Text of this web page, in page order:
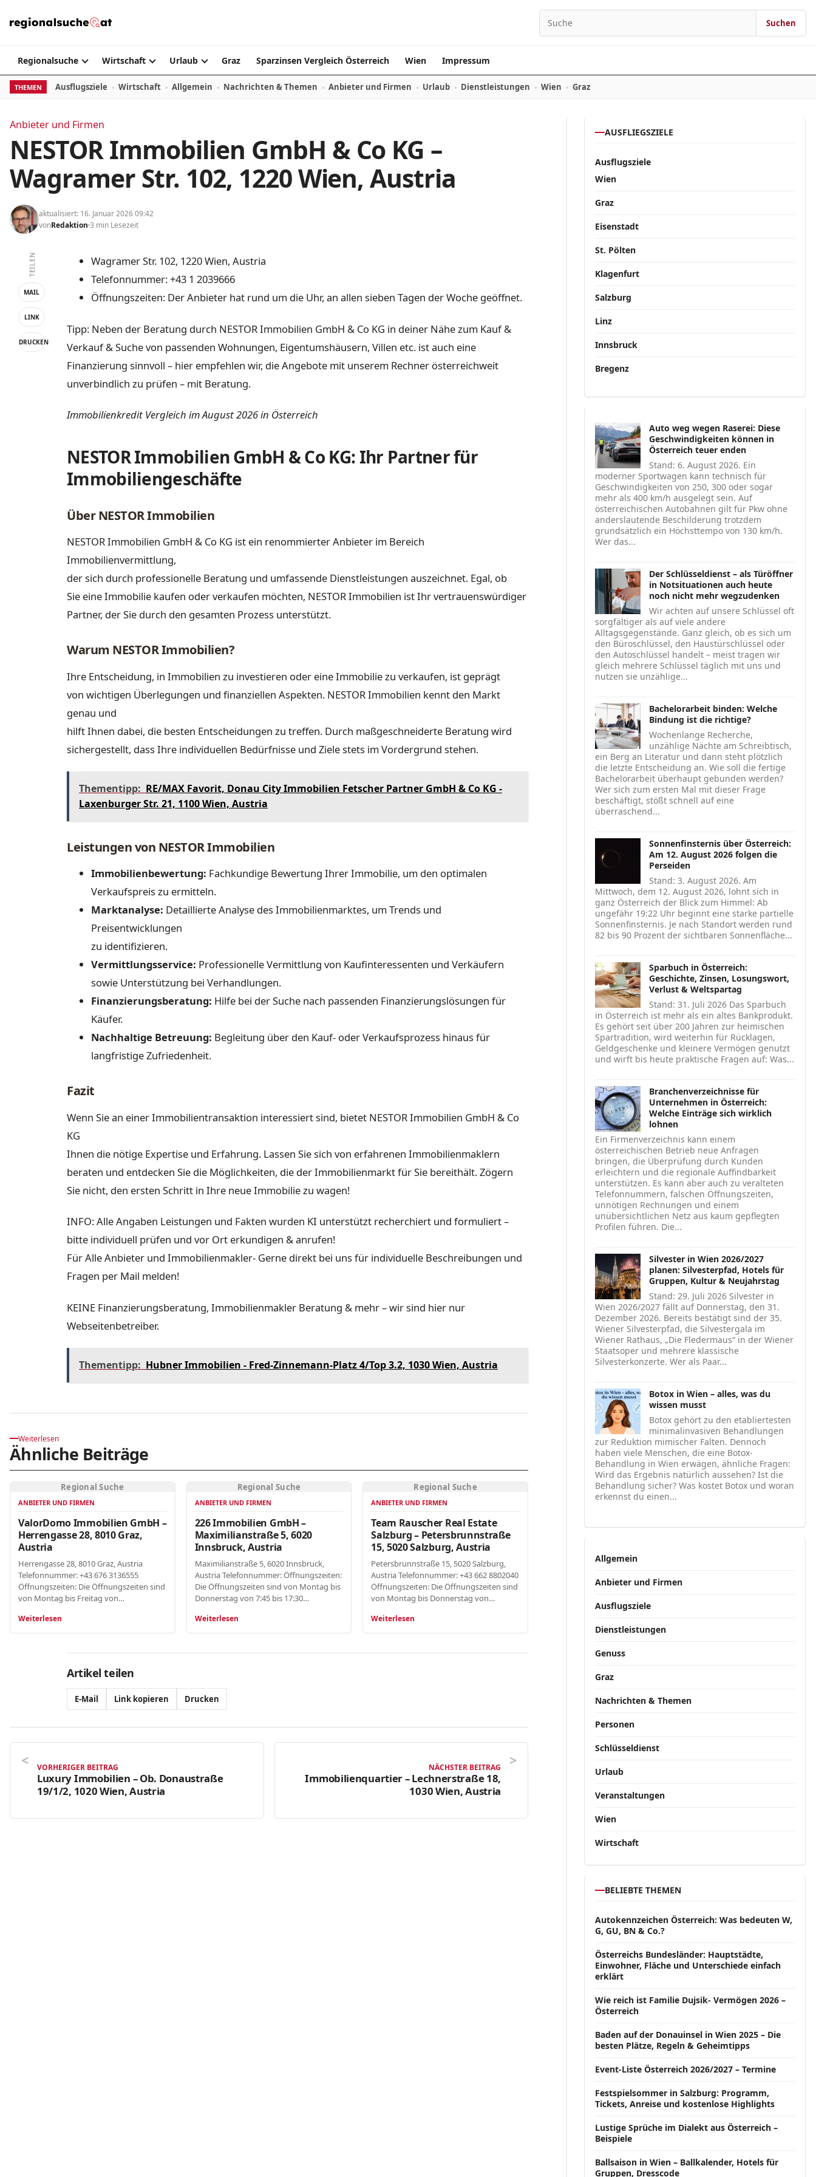
Suchen nach:
Suchen
Regionalsuche Wirtschaft Urlaub Graz Sparzinsen Vergleich Österreich Wien Impressum
THEMEN Ausflugsziele Wirtschaft Allgemein Nachrichten & Themen Anbieter und Firmen Urlaub Dienstleistungen Wien Graz
Anbieter und Firmen
NESTOR Immobilien GmbH & Co KG –
Wagramer Str. 102, 1220 Wien, Austria
aktualisiert: 16. Januar 2026 09:42
vonRedaktion 3 min Lesezeit
TEILEN
MAIL
LINK
DRUCKEN
Wagramer Str. 102, 1220 Wien, Austria
Telefonnummer: +43 1 2039666
Öffnungszeiten: Der Anbieter hat rund um die Uhr, an allen sieben Tagen der Woche geöffnet.
Tipp: Neben der Beratung durch NESTOR Immobilien GmbH & Co KG in deiner Nähe zum Kauf &
Verkauf & Suche von passenden Wohnungen, Eigentumshäusern, Villen etc. ist auch eine
Finanzierung sinnvoll – hier empfehlen wir, die Angebote mit unserem Rechner österreichweit
unverbindlich zu prüfen – mit Beratung.
Immobilienkredit Vergleich im August 2026 in Österreich
NESTOR Immobilien GmbH & Co KG: Ihr Partner für
Immobiliengeschäfte
Über NESTOR Immobilien
NESTOR Immobilien GmbH & Co KG ist ein renommierter Anbieter im Bereich
Immobilienvermittlung,
der sich durch professionelle Beratung und umfassende Dienstleistungen auszeichnet. Egal, ob
Sie eine Immobilie kaufen oder verkaufen möchten, NESTOR Immobilien ist Ihr vertrauenswürdiger
Partner, der Sie durch den gesamten Prozess unterstützt.
Warum NESTOR Immobilien?
Ihre Entscheidung, in Immobilien zu investieren oder eine Immobilie zu verkaufen, ist geprägt
von wichtigen Überlegungen und finanziellen Aspekten. NESTOR Immobilien kennt den Markt
genau und
hilft Ihnen dabei, die besten Entscheidungen zu treffen. Durch maßgeschneiderte Beratung wird
sichergestellt, dass Ihre individuellen Bedürfnisse und Ziele stets im Vordergrund stehen.
Thementipp: RE/MAX Favorit, Donau City Immobilien Fetscher Partner GmbH & Co KG -
Laxenburger Str. 21, 1100 Wien, Austria
Leistungen von NESTOR Immobilien
Immobilienbewertung: Fachkundige Bewertung Ihrer Immobilie, um den optimalen
Verkaufspreis zu ermitteln.
Marktanalyse: Detaillierte Analyse des Immobilienmarktes, um Trends und
Preisentwicklungen
zu identifizieren.
Vermittlungsservice: Professionelle Vermittlung von Kaufinteressenten und Verkäufern
sowie Unterstützung bei Verhandlungen.
Finanzierungsberatung: Hilfe bei der Suche nach passenden Finanzierungslösungen für
Käufer.
Nachhaltige Betreuung: Begleitung über den Kauf- oder Verkaufsprozess hinaus für
langfristige Zufriedenheit.
Fazit
Wenn Sie an einer Immobilientransaktion interessiert sind, bietet NESTOR Immobilien GmbH & Co
KG
Ihnen die nötige Expertise und Erfahrung. Lassen Sie sich von erfahrenen Immobilienmaklern
beraten und entdecken Sie die Möglichkeiten, die der Immobilienmarkt für Sie bereithält. Zögern
Sie nicht, den ersten Schritt in Ihre neue Immobilie zu wagen!
INFO: Alle Angaben Leistungen und Fakten wurden KI unterstützt recherchiert und formuliert –
bitte individuell prüfen und vor Ort erkundigen & anrufen!
Für Alle Anbieter und Immobilienmakler- Gerne direkt bei uns für individuelle Beschreibungen und
Fragen per Mail melden!
KEINE Finanzierungsberatung, Immobilienmakler Beratung & mehr – wir sind hier nur
Webseitenbetreiber.
Thementipp: Hubner Immobilien - Fred-Zinnemann-Platz 4/Top 3.2, 1030 Wien, Austria
Weiterlesen
Ähnliche Beiträge
Regional Suche
ANBIETER UND FIRMEN
ValorDomo Immobilien GmbH –
Herrengasse 28, 8010 Graz,
Austria
Herrengasse 28, 8010 Graz, Austria
Telefonnummer: +43 676 3136555
Öffnungszeiten: Die Öffnungszeiten sind
von Montag bis Freitag von…
Weiterlesen
Regional Suche
ANBIETER UND FIRMEN
226 Immobilien GmbH –
Maximilianstraße 5, 6020
Innsbruck, Austria
Maximilianstraße 5, 6020 Innsbruck,
Austria Telefonnummer: Öffnungszeiten:
Die Öffnungszeiten sind von Montag bis
Donnerstag von 7:45 bis 17:30…
Weiterlesen
Regional Suche
ANBIETER UND FIRMEN
Team Rauscher Real Estate
Salzburg – Petersbrunnstraße
15, 5020 Salzburg, Austria
Petersbrunnstraße 15, 5020 Salzburg,
Austria Telefonnummer: +43 662 8802040
Öffnungszeiten: Die Öffnungszeiten sind
von Montag bis Donnerstag von…
Weiterlesen
Artikel teilen
E-Mail Link kopieren Drucken
VORHERIGER BEITRAG
Luxury Immobilien – Ob. Donaustraße
19/1/2, 1020 Wien, Austria
NÄCHSTER BEITRAG
Immobilienquartier – Lechnerstraße 18,
1030 Wien, Austria
AUSFLIEGSZIELE
Ausflugsziele
Wien
Graz
Eisenstadt
St. Pölten
Klagenfurt
Salzburg
Linz
Innsbruck
Bregenz
Auto weg wegen Raserei: Diese
Geschwindigkeiten können in
Österreich teuer enden
Stand: 6. August 2026. Ein
moderner Sportwagen kann technisch für
Geschwindigkeiten von 250, 300 oder sogar
mehr als 400 km/h ausgelegt sein. Auf
österreichischen Autobahnen gilt für Pkw ohne
anderslautende Beschilderung trotzdem
grundsätzlich ein Höchsttempo von 130 km/h.
Wer das...
Der Schlüsseldienst – als Türöffner
in Notsituationen auch heute
noch nicht mehr wegzudenken
Wir achten auf unsere Schlüssel oft
sorgfältiger als auf viele andere
Alltagsgegenstände. Ganz gleich, ob es sich um
den Büroschlüssel, den Haustürschlüssel oder
den Autoschlüssel handelt – meist tragen wir
gleich mehrere Schlüssel täglich mit uns und
nutzen sie unzählige...
Bachelorarbeit binden: Welche
Bindung ist die richtige?
Wochenlange Recherche,
unzählige Nächte am Schreibtisch,
ein Berg an Literatur und dann steht plötzlich
die letzte Entscheidung an. Wie soll die fertige
Bachelorarbeit überhaupt gebunden werden?
Wer sich zum ersten Mal mit dieser Frage
beschäftigt, stößt schnell auf eine
überraschend...
Sonnenfinsternis über Österreich:
Am 12. August 2026 folgen die
Perseiden
Stand: 3. August 2026. Am
Mittwoch, dem 12. August 2026, lohnt sich in
ganz Österreich der Blick zum Himmel: Ab
ungefähr 19:22 Uhr beginnt eine starke partielle
Sonnenfinsternis. Je nach Standort werden rund
82 bis 90 Prozent der sichtbaren Sonnenfläche...
Sparbuch in Österreich:
Geschichte, Zinsen, Losungswort,
Verlust & Weltspartag
Stand: 31. Juli 2026 Das Sparbuch
in Österreich ist mehr als ein altes Bankprodukt.
Es gehört seit über 200 Jahren zur heimischen
Spartradition, wird weiterhin für Rücklagen,
Geldgeschenke und kleinere Vermögen genutzt
und wirft bis heute praktische Fragen auf: Was...
Branchenverzeichnisse für
Unternehmen in Österreich:
Welche Einträge sich wirklich
lohnen
Ein Firmenverzeichnis kann einem
österreichischen Betrieb neue Anfragen
bringen, die Überprüfung durch Kunden
erleichtern und die regionale Auffindbarkeit
unterstützen. Es kann aber auch zu veralteten
Telefonnummern, falschen Öffnungszeiten,
unnötigen Rechnungen und einem
unübersichtlichen Netz aus kaum gepflegten
Profilen führen. Die...
Silvester in Wien 2026/2027
planen: Silvesterpfad, Hotels für
Gruppen, Kultur & Neujahrstag
Stand: 29. Juli 2026 Silvester in
Wien 2026/2027 fällt auf Donnerstag, den 31.
Dezember 2026. Bereits bestätigt sind der 35.
Wiener Silvesterpfad, die Silvestergala im
Wiener Rathaus, „Die Fledermaus“ in der Wiener
Staatsoper und mehrere klassische
Silvesterkonzerte. Wer als Paar...
Botox in Wien – alles, was du
wissen musst
Botox gehört zu den etabliertesten
minimalinvasiven Behandlungen
zur Reduktion mimischer Falten. Dennoch
haben viele Menschen, die eine Botox-
Behandlung in Wien erwägen, ähnliche Fragen:
Wird das Ergebnis natürlich aussehen? Ist die
Behandlung sicher? Was kostet Botox und woran
erkennst du einen...
Allgemein
Anbieter und Firmen
Ausflugsziele
Dienstleistungen
Genuss
Graz
Nachrichten & Themen
Personen
Schlüsseldienst
Urlaub
Veranstaltungen
Wien
Wirtschaft
BELIEBTE THEMEN
Autokennzeichen Österreich: Was bedeuten W,
G, GU, BN & Co.?
Österreichs Bundesländer: Hauptstädte,
Einwohner, Fläche und Unterschiede einfach
erklärt
Wie reich ist Familie Dujsik- Vermögen 2026 –
Österreich
Baden auf der Donauinsel in Wien 2025 – Die
besten Plätze, Regeln & Geheimtipps
Event-Liste Österreich 2026/2027 – Termine
Festspielsommer in Salzburg: Programm,
Tickets, Anreise und kostenlose Highlights
Lustige Sprüche im Dialekt aus Österreich –
Beispiele
Ballsaison in Wien – Ballkalender, Hotels für
Gruppen, Dresscode